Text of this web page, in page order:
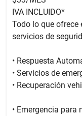
IVA INCLUIDO*
Todo lo que ofrece
servicios de
• Respuesta
• Servicios de
• Recuperación
• Emergencia para